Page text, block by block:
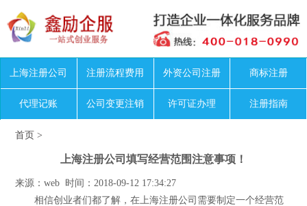
上海注册公司 注册流程费用 外资公司注册 商标注册
代理记账 公司变更注销 许可证办理 注册指南
首页 >
上海注册公司填写经营范围注意事项！
来源：web 时间：2018-09-12 17:34:27
相信创业者们都了解，在上海注册公司需要制定一个经营范